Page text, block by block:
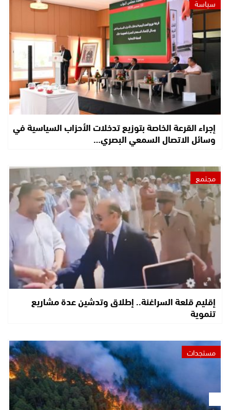
سياسة
إجراء القرعة الخاصة بتوزيع تدخلات الأحزاب السياسية في
وسائل الاتصال السمعي البصري…
مجتمع
إقليم قلعة السراغنة.. إطلاق وتدشين عدة مشاريع
تنموية
مستجدات